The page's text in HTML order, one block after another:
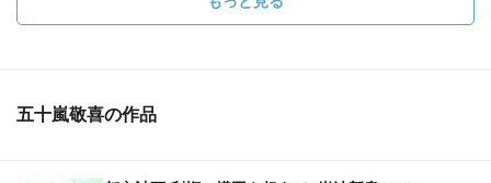
五十嵐敬喜の作品